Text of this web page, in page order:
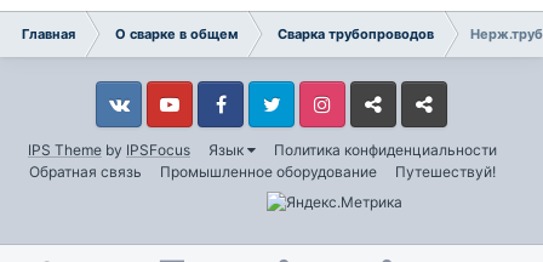
Главная О сварке в общем Сварка трубопроводов
IPS Theme by IPSFocus Язык
Политика конфиденциальности
Обратная связь
Промышленное оборудование Путешествуй!
VkontakteYouTube FacebookTwitter InstagramLivejournalOdnoklassniki